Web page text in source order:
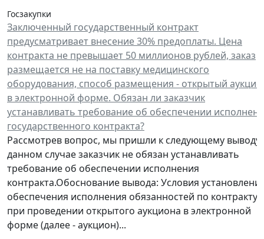
Госзакупки
Заключенный государственный контракт
предусматривает внесение 30% предоплаты. Цена
контракта не превышает 50 миллионов рублей, заказ
размещается не на поставку медицинского
оборудования, способ размещения - открытый
в электронной форме. Обязан ли заказчик
устанавливать требование об обеспечении
государственного контракта?
Рассмотрев вопрос, мы пришли к следующему
данном случае заказчик не обязан устанавливать
требование об обеспечении исполнения
контракта.Обоснование вывода: Условия
обеспечения исполнения обязанностей по контракту
при проведении открытого аукциона в электронной
форме (далее - аукцион)...